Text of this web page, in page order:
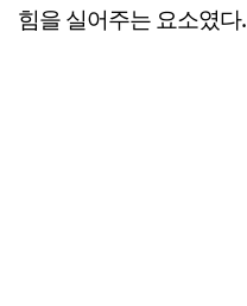
힘을 실어주는 요소였다.